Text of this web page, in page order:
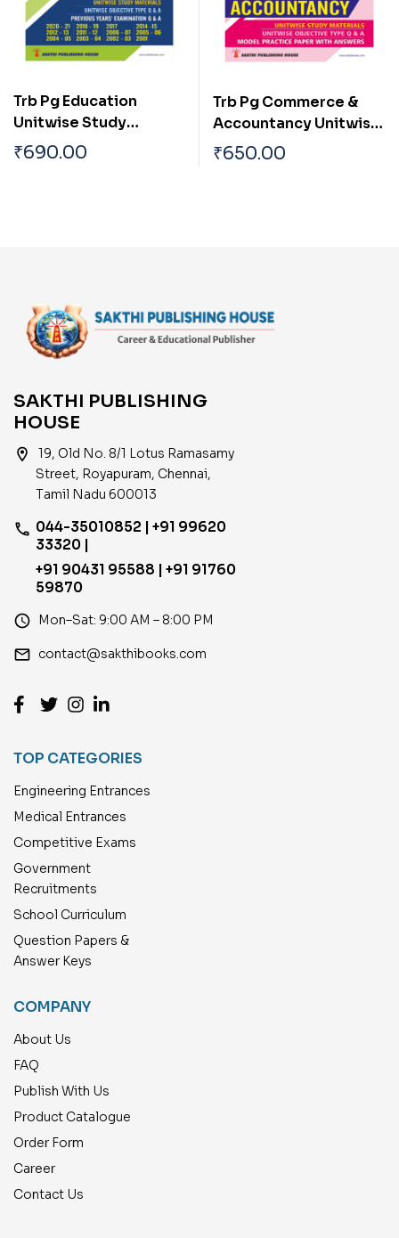
Trb Pg Education
Unitwise Study
Materials with
₹690.00
Trb Pg Commerce &
Accountancy Unitwise
Study Materials with
₹650.00
SAKTHI PUBLISHING
HOUSE
location_on
19, Old No. 8/1 Lotus Ramasamy
Street, Royapuram, Chennai,
Tamil Nadu 600013
phone 044-35010852 | +91 99620
33320 |
+91 90431 95588 | +91 91760
59870
access_time Mon–Sat: 9:00 AM – 8:00 PM
email contact@sakthibooks.com
TOP CATEGORIES
Engineering Entrances
Medical Entrances
Competitive Exams
Government
Recruitments
School Curriculum
Question Papers &
Answer Keys
COMPANY
About Us
FAQ
Publish With Us
Product Catalogue
Order Form
Career
Contact Us